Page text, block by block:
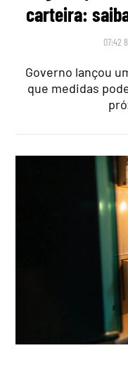
carteira:
07:42
Governo lançou
que medidas